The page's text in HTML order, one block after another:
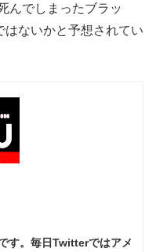
んでしまったブラッ
はないかと予想されてい
す。毎日Twitterではアメ